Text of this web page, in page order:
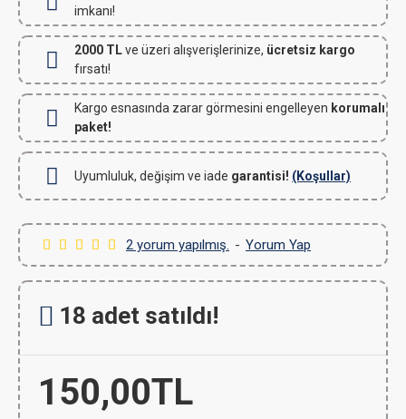
imkanı!
2000 TLve üzeri alışverişlerinize, ücretsiz kargo
fırsatı!
Kargo esnasında zarar görmesini engelleyen korumalı
paket!
Uyumluluk, değişim ve iade garantisi! (Koşullar)
2 yorum yapılmış. - Yorum Yap
150,00TL
18 adet satıldı!